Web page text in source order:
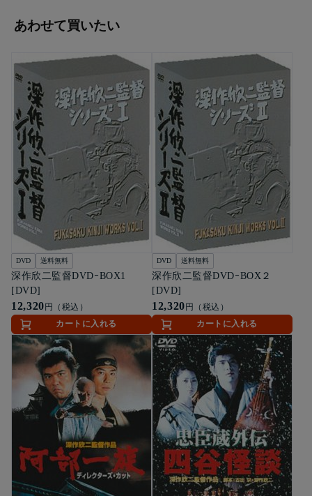
あわせて買いたい
DVD 送料無料
深作欣二監督DVDｰBOX1
[DVD]
12,320円（税込）
カートに入れる
DVD 送料無料
深作欣二監督DVDｰBOX２
[DVD]
12,320円（税込）
カートに入れる